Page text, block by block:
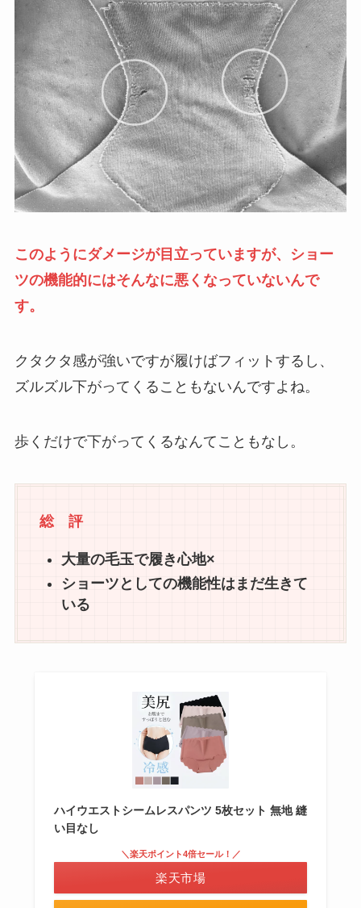
このようにダメージが目立っていますが、ショー
ツの機能的にはそんなに悪くなっていないんで
す。
クタクタ感が強いですが履けばフィットするし、
ズルズル下がってくることもないんですよね。
歩くだけで下がってくるなんてこともなし。
総 評
大量の毛玉で履き心地×
ショーツとしての機能性はまだ生きて
いる
ハイウエストシームレスパンツ 5枚セット 無地 縫
い目なし
＼楽天ポイント4倍セール！／
楽天市場